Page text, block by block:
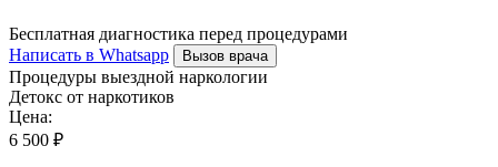
Бесплатная диагностика перед процедурами
Написать в Whatsapp
Вызов врача
Процедуры выездной наркологии
Детокс от наркотиков
Цена:
6 500 ₽